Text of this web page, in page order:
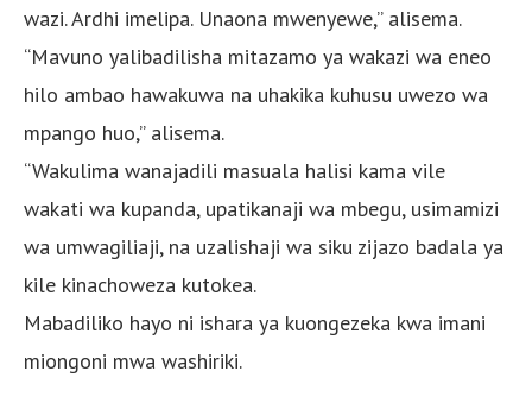
wazi. Ardhi imelipa. Unaona mwenyewe,” alisema.
“Mavuno yalibadilisha mitazamo ya wakazi wa eneo
hilo ambao hawakuwa na uhakika kuhusu uwezo wa
mpango huo,” alisema.
“Wakulima wanajadili masuala halisi kama vile
wakati wa kupanda, upatikanaji wa mbegu, usimamizi
wa umwagiliaji, na uzalishaji wa siku zijazo badala ya
kile kinachoweza kutokea.
Mabadiliko hayo ni ishara ya kuongezeka kwa imani
miongoni mwa washiriki.